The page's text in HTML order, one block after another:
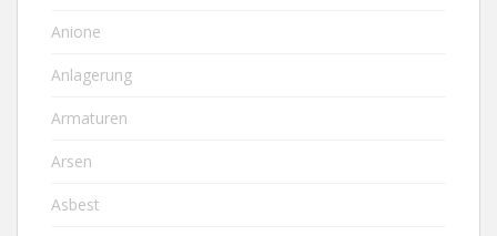
Anione
Anlagerung
Armaturen
Arsen
Asbest